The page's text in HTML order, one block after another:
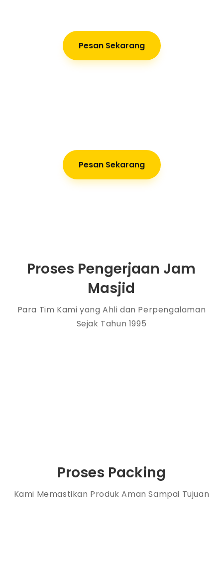
Pesan Sekarang
Pesan Sekarang
Proses Pengerjaan Jam
Masjid
Para Tim Kami yang Ahli dan Perpengalaman
Sejak Tahun 1995
Proses Packing
Kami Memastikan Produk Aman Sampai Tujuan